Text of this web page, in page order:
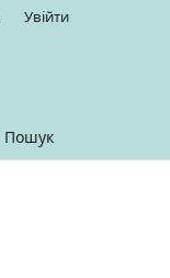
Пошук
Увійти